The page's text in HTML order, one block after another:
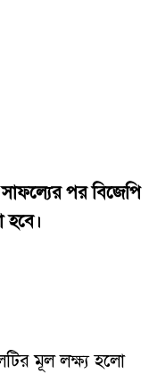
পর বিজেপি
হবে।
মূল লক্ষ্য হলো